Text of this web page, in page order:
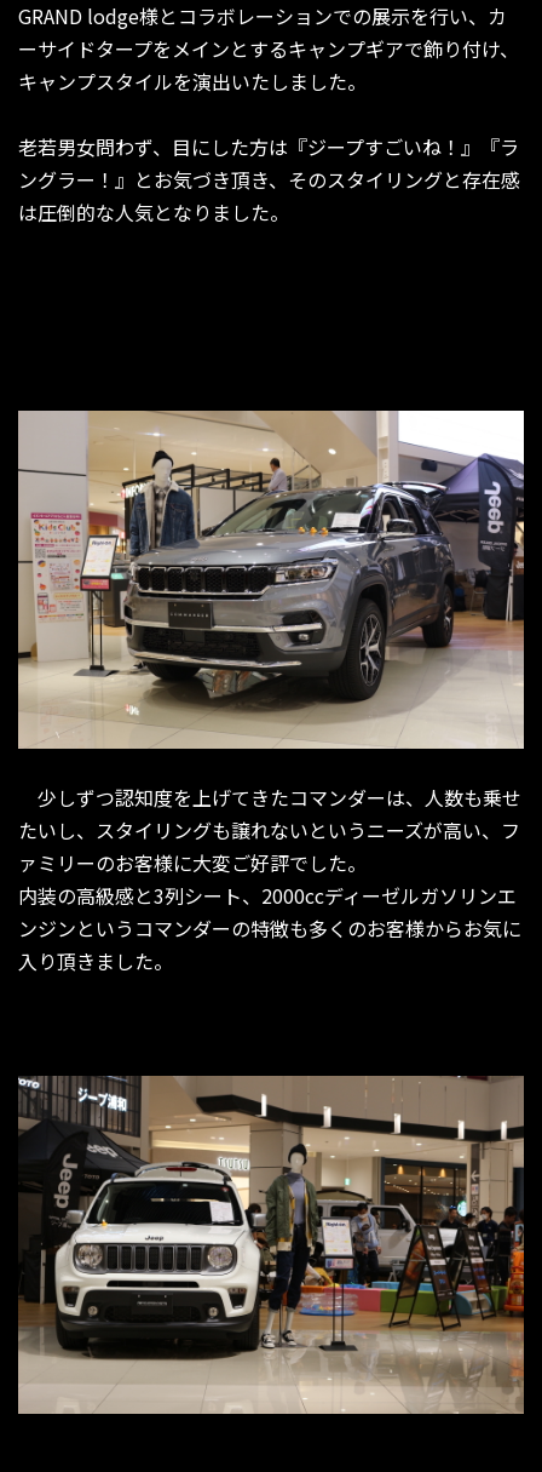
GRAND lodge様とコラボレーションでの展示を行い、カ
ーサイドタープをメインとするキャンプギアで飾り付け、
キャンプスタイルを演出いたしました。
老若男女問わず、目にした方は『ジープすごいね！』『ラ
ングラー！』とお気づき頂き、そのスタイリングと存在感
は圧倒的な人気となりました。
少しずつ認知度を上げてきたコマンダーは、人数も乗せ
たいし、スタイリングも譲れないというニーズが高い、フ
ァミリーのお客様に大変ご好評でした。
内装の高級感と3列シート、2000ccディーゼルガソリンエ
ンジンというコマンダーの特徴も多くのお客様からお気に
入り頂きました。